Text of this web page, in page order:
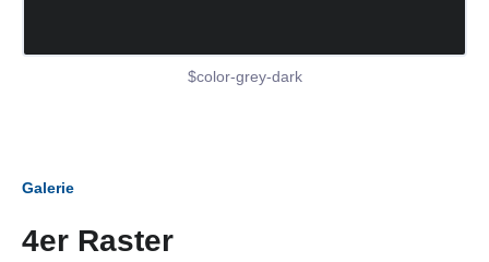
$color-grey-dark
Galerie
4er Raster